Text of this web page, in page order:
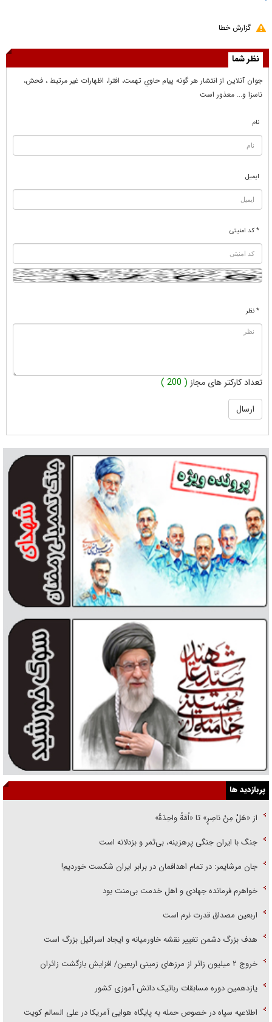
گزارش خطا
نظر شما
جوان آنلاين از انتشار هر گونه پيام حاوي تهمت، افترا، اظهارات غير مرتبط ، فحش،
ناسزا و... معذور است
نام
ایمیل
* کد امنیتی
* نظر
تعداد کارکتر های مجاز ( 200 )
پربازدید ها
از «هَلْ مِنْ ناصِرٍ» تا «اُمَّةً واحِدَةً»
جنگ با ایران جنگی پرهزینه، بی‌ثمر و بزدلانه است
جان مرشایمر: در تمام اهدافمان در برابر ایران شکست خوردیم!
خواهرم فرمانده جهادی و اهل خدمت بی‌منت بود
اربعین مصداق قدرت نرم است
هدف بزرگ دشمن تغییر نقشه خاورمیانه و ایجاد اسرائیل بزرگ است
‌خروج ۲ میلیون زائر از مرز‌های زمینی اربعین/ افزایش بازگشت زائران
یازدهمین دوره مسابقات رباتیک دانش آموزی کشور
اطلاعیه سپاه در خصوص حمله به پایگاه هوایی آمریکا در علی السالم کویت